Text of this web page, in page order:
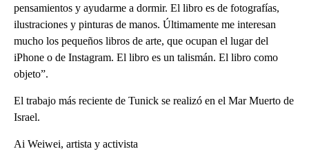
pensamientos y ayudarme a dormir. El libro es de fotografías,
ilustraciones y pinturas de manos. Últimamente me interesan
mucho los pequeños libros de arte, que ocupan el lugar del
iPhone o de Instagram. El libro es un talismán. El libro como
objeto”.
El trabajo más reciente de Tunick se realizó en el Mar Muerto de
Israel.
Ai Weiwei, artista y activista